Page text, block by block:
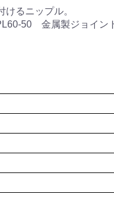
るニップル。
50 金属製ジョイン